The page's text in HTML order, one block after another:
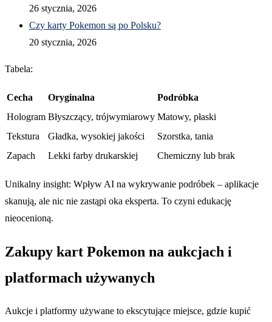
26 stycznia, 2026
Czy karty Pokemon są po Polsku?
20 stycznia, 2026
Tabela:
Cecha Oryginalna
Podróbka
Hologram Błyszczący, trójwymiarowy Matowy, płaski
Tekstura
Gładka, wysokiej jakości
Szorstka, tania
Zapach
Lekki farby drukarskiej Chemiczny lub brak
Unikalny insight: Wpływ AI na wykrywanie podróbek – aplikacje
skanują, ale nic nie zastąpi oka eksperta. To czyni edukację
nieocenioną.
Zakupy kart Pokemon na aukcjach i
platformach używanych
Aukcje i platformy używane to ekscytujące miejsce, gdzie kupić